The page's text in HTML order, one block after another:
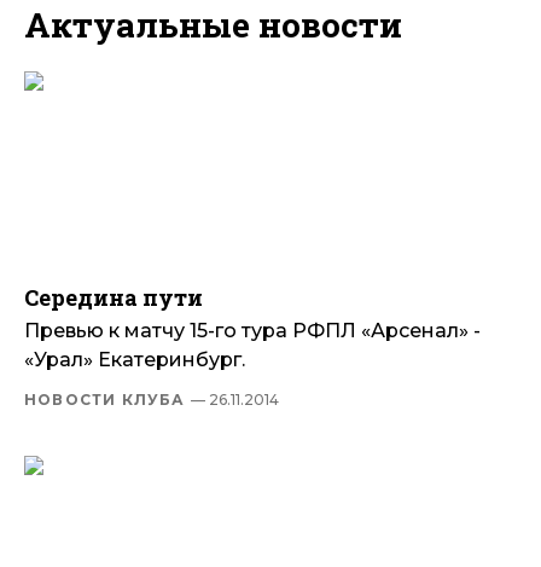
Актуальные новости
Середина пути
Превью к матчу 15-го тура РФПЛ «Арсенал» -
«Урал» Екатеринбург.
НОВОСТИ КЛУБА — 26.11.2014